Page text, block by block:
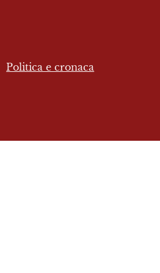
Politica e cronaca